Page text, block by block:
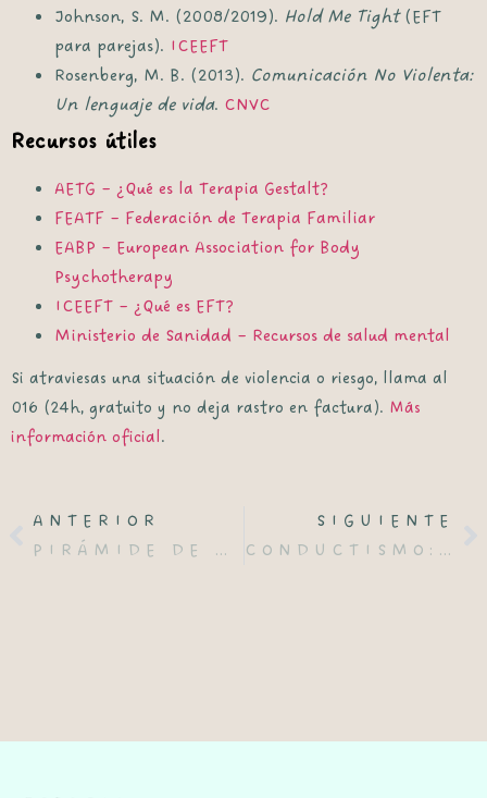
Johnson, S. M. (2008/2019). Hold Me Tight(EFT
para parejas). ICEEFT
Rosenberg, M. B. (2013). Comunicación No Violenta:
Un lenguaje de vida. CNVC
Recursos útiles
AETG – ¿Qué es la Terapia Gestalt?
FEATF – Federación de Terapia Familiar
EABP – European Association for Body
Psychotherapy
ICEEFT – ¿Qué es EFT?
Ministerio de Sanidad – Recursos de salud mental
Si atraviesas una situación de violencia o riesgo, llama al
016 (24h, gratuito y no deja rastro en factura). Más
información oficial.
ANTERIOR
PIRÁMIDE DE MASLOW: QUÉ ES, NIVELES Y CÓMO USARLA EN TERAPIA (SIN MITOS)
SIGUIENTE
CONDUCTISMO: QUÉ ES, CLAVES, AUTORES Y CÓMO APLICARLO HOY (DESDE LA CONSULTA)